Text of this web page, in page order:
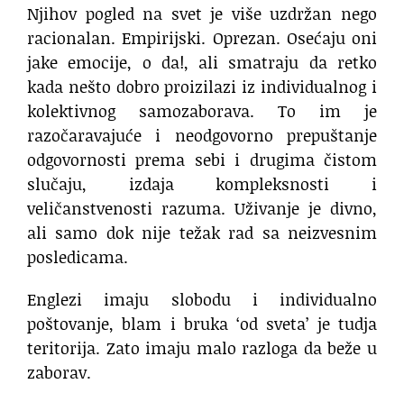
Njihov pogled na svet je više uzdržan nego
racionalan. Empirijski. Oprezan. Osećaju oni
jake emocije, o da!, ali smatraju da retko
kada nešto dobro proizilazi iz individualnog i
kolektivnog samozaborava. To im je
razočaravajuće i neodgovorno prepuštanje
odgovornosti prema sebi i drugima čistom
slučaju, izdaja kompleksnosti i
veličanstvenosti razuma. Uživanje je divno,
ali samo dok nije težak rad sa neizvesnim
posledicama.
Englezi imaju slobodu i individualno
poštovanje, blam i bruka ‘od sveta’ je tudja
teritorija. Zato imaju malo razloga da beže u
zaborav.